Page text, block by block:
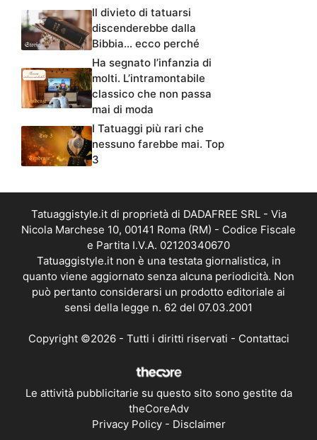
Il divieto di tatuarsi
discenderebbe dalla
Bibbia… ecco perché
Ha segnato l’infanzia di
molti. L’intramontabile
classico che non passa
mai di moda
I Tatuaggi più rari che
nessuno farebbe mai. Top
3
Tatuaggistyle.it di proprietà di DADAFREE SRL - Via
Nicola Marchese 10, 00141 Roma (RM) - Codice Fiscale
e Partita I.V.A. 02120340670
Tatuaggistyle.it non è una testata giornalistica, in
quanto viene aggiornato senza alcuna periodicità. Non
può pertanto considerarsi un prodotto editoriale ai
sensi della legge n. 62 del 07.03.2001
Copyright ©2026 - Tutti i diritti riservati - Contattaci
Le attività pubblicitarie su questo sito sono gestite da
theCoreAdv
Privacy Policy- Disclaimer